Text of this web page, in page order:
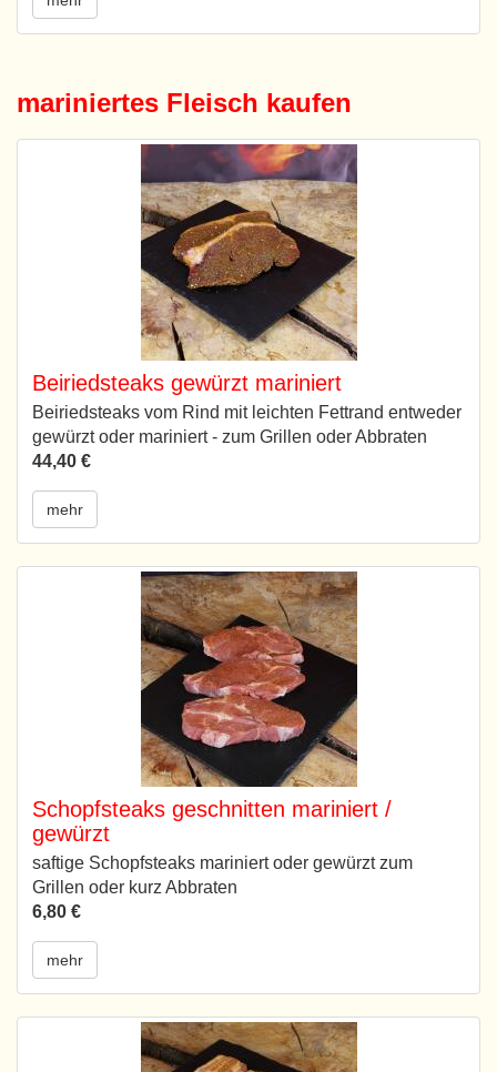
mariniertes Fleisch kaufen
Beiriedsteaks gewürzt mariniert
Beiriedsteaks vom Rind mit leichten Fettrand entweder
gewürzt oder mariniert - zum Grillen oder Abbraten
44,40 €
mehr
Schopfsteaks geschnitten mariniert /
gewürzt
saftige Schopfsteaks mariniert oder gewürzt zum
Grillen oder kurz Abbraten
6,80 €
mehr